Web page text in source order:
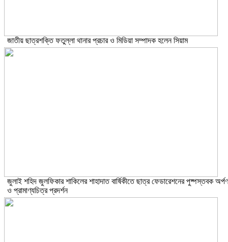
জাতীয় ছাত্রশক্তি ফতুল্লা থানার প্রচার ও মিডিয়া সম্পাদক হলেন সিয়াম
​জুলাই শহিদ জুলফিকার শাকিলের শাহাদাত বার্ষিকীতে ছাত্র ফেডারেশনের পুষ্পস্তবক অর্পণ
ও প্রামাণ্যচিত্র প্রদর্শন